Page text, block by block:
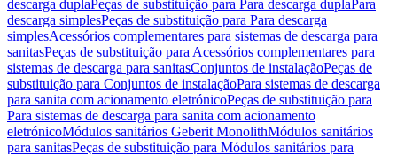
descarga duplaPeças de substituição para Para descarga duplaPara
descarga simplesPeças de substituição para Para descarga
simplesAcessórios complementares para sistemas de descarga para
sanitasPeças de substituição para Acessórios complementares para
sistemas de descarga para sanitasConjuntos de instalaçãoPeças de
substituição para Conjuntos de instalaçãoPara sistemas de descarga
para sanita com acionamento eletrónicoPeças de substituição para
Para sistemas de descarga para sanita com acionamento
eletrónicoMódulos sanitários Geberit MonolithMódulos sanitários
para sanitasPeças de substituição para Módulos sanitários para